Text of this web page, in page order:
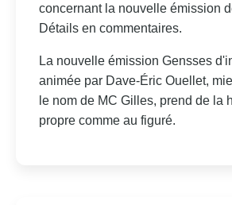
concernant la nouvelle émission
Détails en commentaires.
La nouvelle émission Gensses
animée par Dave-Éric Ouellet,
le nom de MC Gilles, prend de la
propre comme au figuré.